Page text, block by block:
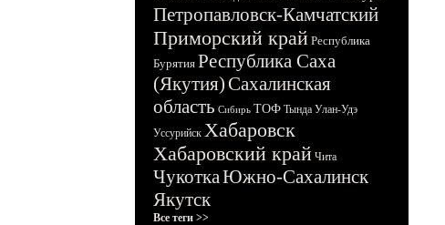
Петропавловск-Камчатский
Приморский край Республика
Бурятия Республика Саха
(Якутия)Сахалинская
область Сибирь ТОФ Тында Улан-Удэ
Уссурийск Хабаровск
Хабаровский край Чита
ЧукоткаЮжно-Сахалинск
Якутск
Все теги >>